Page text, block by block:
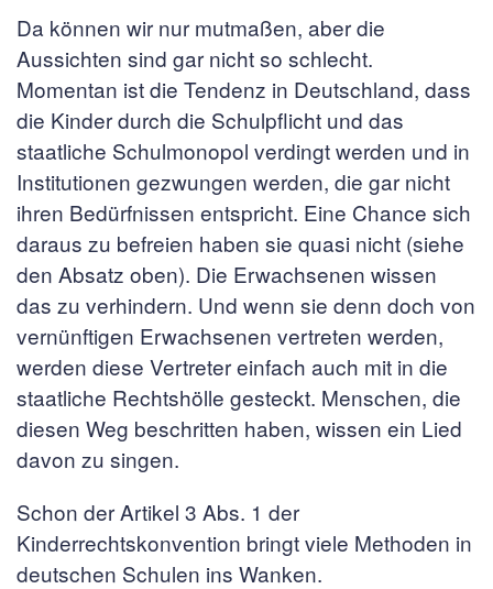
Da können wir nur mutmaßen, aber die
Aussichten sind gar nicht so schlecht.
Momentan ist die Tendenz in Deutschland, dass
die Kinder durch die Schulpflicht und das
staatliche Schulmonopol verdingt werden und in
Institutionen gezwungen werden, die gar nicht
ihren Bedürfnissen entspricht. Eine Chance sich
daraus zu befreien haben sie quasi nicht (siehe
den Absatz oben). Die Erwachsenen wissen
das zu verhindern. Und wenn sie denn doch von
vernünftigen Erwachsenen vertreten werden,
werden diese Vertreter einfach auch mit in die
staatliche Rechtshölle gesteckt. Menschen, die
diesen Weg beschritten haben, wissen ein Lied
davon zu singen.
Schon der Artikel 3 Abs. 1 der
Kinderrechtskonvention bringt viele Methoden in
deutschen Schulen ins Wanken.